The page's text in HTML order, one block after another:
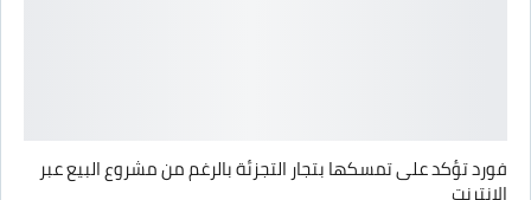
فورد تؤكد على تمسكها بتجار التجزئة بالرغم من مشروع البيع عبر